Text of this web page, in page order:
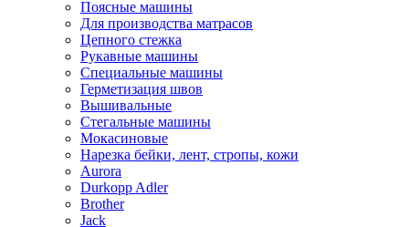
Поясные машины
Для производства матрасов
Цепного стежка
Рукавные машины
Специальные машины
Герметизация швов
Вышивальные
Стегальные машины
Мокасиновые
Нарезка бейки, лент, стропы, кожи
Aurora
Durkopp Adler
Brother
Jack